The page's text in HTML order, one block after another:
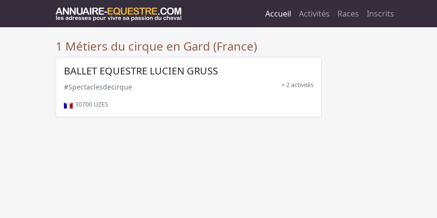
Accueil Activités Races Inscrits
1 Métiers du cirque en Gard (France)
BALLET EQUESTRE LUCIEN GRUSS
#Spectaclesdecirque + 2 activités
30700 UZES